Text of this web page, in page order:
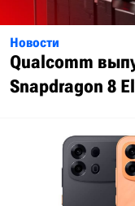
Новости
Qualcomm
Snapdragon 8